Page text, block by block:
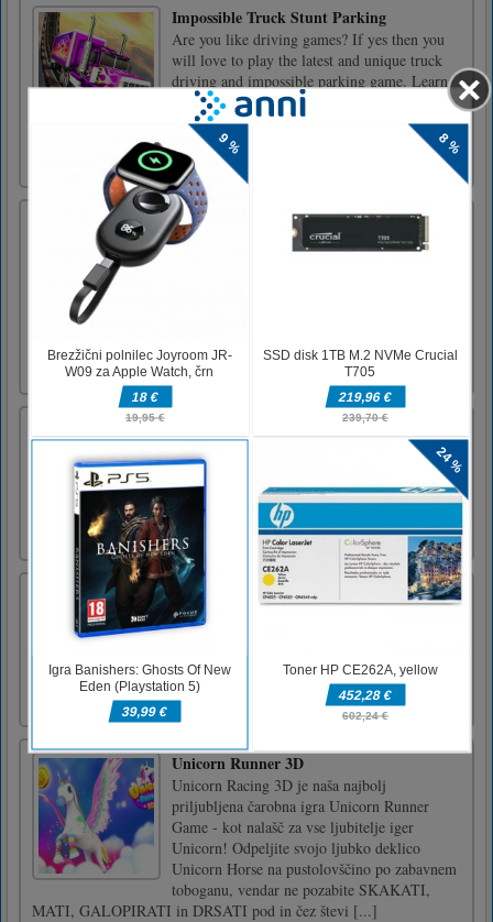
Impossible Truck Stunt Parking
Are you like driving games? If yes then you
will love to play the latest and unique truck
driving and impossible parking game. Learn
how to drive and park the huge vehicle on the
impossible tracks. Steer your truck on the
treacherous tracks fast and park it on the right
parking s [...]
Zabavni dan Baby Taylor v živalskem vrtu
Baby Taylor ima tako rad živali, vedno želi
najti stvari, ki jih potrebuje, in se oblecite za
njo, [...]
Srečna igra Glass
S čarobnim peresom in črnilom morate
Shranjevanje črnila za osvajanje zvezdic. 80
stopenj/izzivov za igranje. Uživajte!Kliknite
Tapnite in povlecite za risanje črt
Solitaire štiridesetih tatov
Klasična igra Solitaire v 3 težavnostnih
temeljev od asa do kralja. Stoli so sestavljeni
po obleki.
Unicorn Runner 3D
Unicorn Racing 3D je naša najbolj
priljubljena čarobna igra Unicorn Runner
Game - kot nalašč za vse ljubitelje iger
Unicorn! Odpeljite svojo ljubko deklico
Unicorn Horse na pustolovščino po zabavnem
toboganu, vendar ne pozabite SKAKATI,
MATI, GALOPIRATI in DRSATI pod in čez števi [...]